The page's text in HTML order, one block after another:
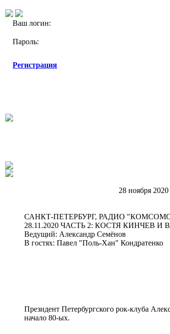
Ваш логин:
Пароль:
Регистрация
28 ноября
САНКТ-ПЕТЕРБУРГ, РАДИО
28.11.2020 ЧАСТЬ 2: КОСТЯ КИНЧЕВ И
Ведущий: Александр Семёнов
В гостях: Павел "Поль-Хан" Кондратенко
Президент Петербургского рок-клуба
начало 80-ых.